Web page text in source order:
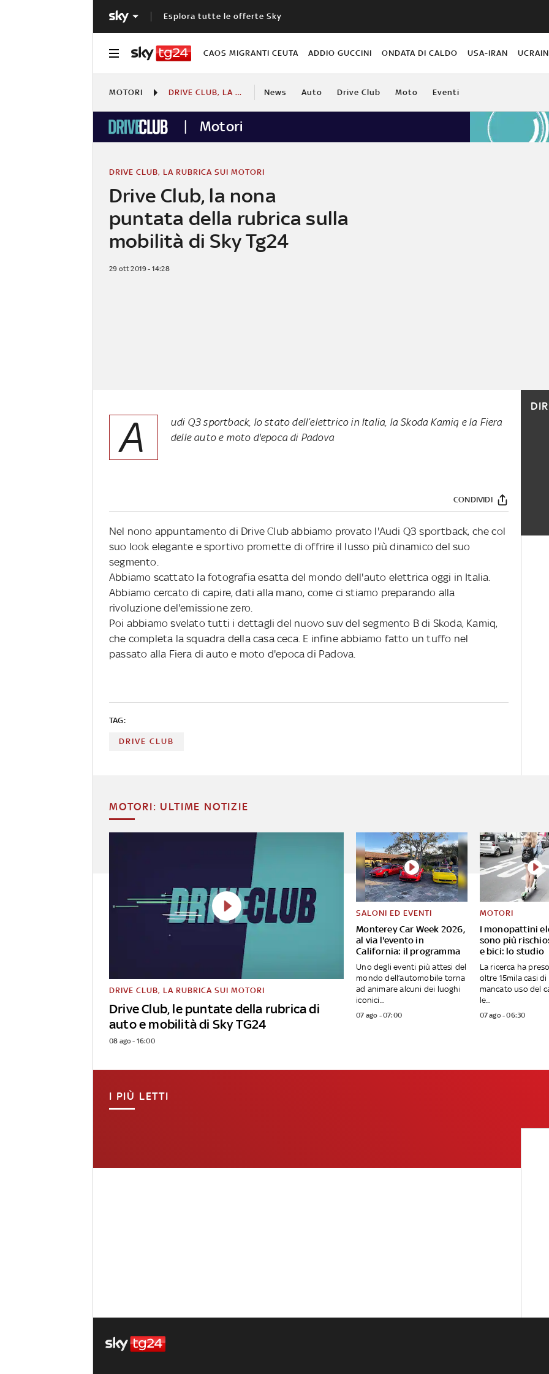
Esplora tutte le offerte Sky
CAOS MIGRANTI CEUTA ADDIO GUCCINI ONDATA DI CALDO USA-IRAN
MOTORI DRIVE CLUB, LA RUBRICA SUI MOTORI News Auto Drive Club Moto Eventi
Motori
Drive Club, la nona
puntata della rubrica sulla
mobilità di Sky Tg24
DRIVE CLUB, LA RUBRICA SUI MOTORI
29 ott 2019 - 14:28
A
udi Q3 sportback, lo stato dell’elettrico in Italia, la Skoda Kamiq e la Fiera
delle auto e moto d'epoca di Padova
CONDIVIDI
Nel nono appuntamento di Drive Club abbiamo provato l'Audi Q3 sportback, che col
suo look elegante e sportivo promette di offrire il lusso più dinamico del suo
segmento.
Abbiamo scattato la fotografia esatta del mondo dell'auto elettrica oggi in Italia.
Abbiamo cercato di capire, dati alla mano, come ci stiamo preparando alla
rivoluzione del'emissione zero.
Poi abbiamo svelato tutti i dettagli del nuovo suv del segmento B di Skoda, Kamiq,
che completa la squadra della casa ceca. E infine abbiamo fatto un tuffo nel
passato alla Fiera di auto e moto d'epoca di Padova.
TAG:
DRIVE CLUB
MOTORI: ULTIME NOTIZIE
Drive Club, le puntate della rubrica di
auto e mobilità di Sky TG24
DRIVE CLUB, LA RUBRICA SUI MOTORI
08 ago - 16:00
Monterey Car Week 2026,
al via l'evento in
California: il programma
SALONI ED EVENTI
Uno degli eventi più attesi del
mondo dell’automobile torna
ad animare alcuni dei luoghi
iconici...
07 ago - 07:00
I monopattini
sono più
e bici: lo studio
MOTORI
La ricerca ha
oltre 15mila casi di
mancato uso del
le...
07 ago - 06:30
I PIÙ LETTI